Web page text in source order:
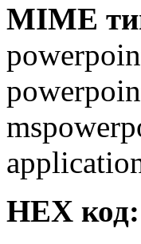
MIME
HEX код: